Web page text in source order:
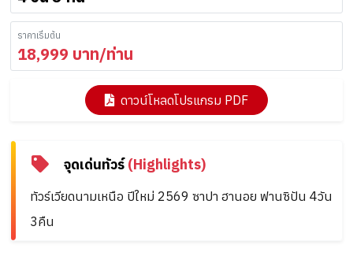
ราคาเริ่มต้น
18,999 บาท/ท่าน
ดาวน์โหลดโปรแกรม PDF
จุดเด่นทัวร์(Highlights)
ทัวร์เวียดนามเหนือ ปีใหม่ 2569 ซาปา ฮานอย ฟานซิปัน 4วัน
3คืน